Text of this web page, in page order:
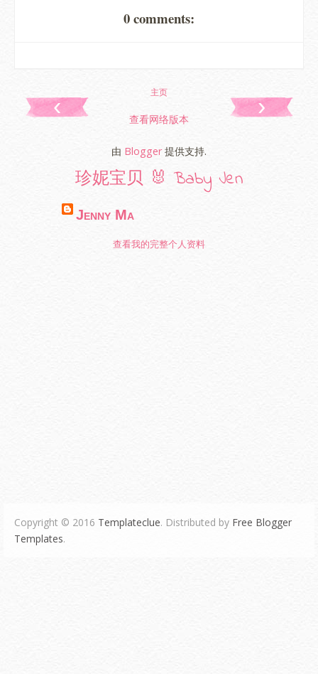
0 comments:
‹ ›
主页
查看网络版本
由 Blogger提供支持.
珍妮宝贝 🐰 Baby Jen
Jenny Ma
查看我的完整个人资料
Copyright © 2016 Templateclue. Distributed by Free Blogger
Templates.